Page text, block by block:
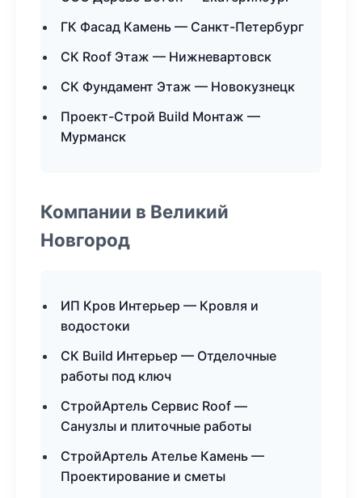
ГК Фасад Камень — Санкт-Петербург
СК Roof Этаж — Нижневартовск
СК Фундамент Этаж — Новокузнецк
Проект-Строй Build Монтаж —
Мурманск
Компании в Великий
Новгород
ИП Кров Интерьер — Кровля и
водостоки
СК Build Интерьер — Отделочные
работы под ключ
СтройАртель Сервис Roof —
Санузлы и плиточные работы
СтройАртель Ателье Камень —
Проектирование и сметы